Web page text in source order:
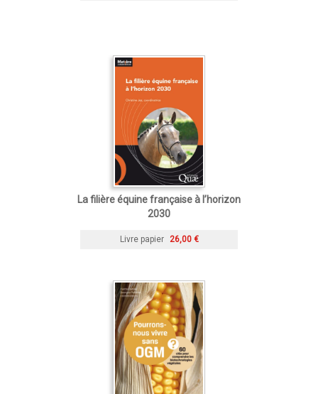
La filière équine française à l’horizon
2030
Livre papier 26,00 €